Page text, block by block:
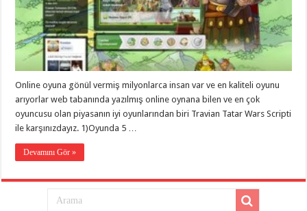
taşımacılık,
evden
taşımacılık,
gaziantep
evden
gaziantep
evden
taşımacılık,
gaziantep
taşımacılık,
evden
Online oyuna gönül vermiş milyonlarca insan var ve en kaliteli oyunu
arıyorlar web tabanında yazılmış online oynana bilen ve en çok
oyuncusu olan piyasanın iyi oyunlarından biri Travian Tatar Wars Scripti
ile karşınızdayız. 1)Oyunda 5 …
Devamını Gör »